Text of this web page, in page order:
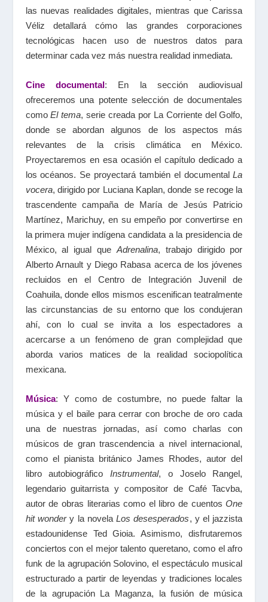
las nuevas realidades digitales, mientras que Carissa
Véliz detallará cómo las grandes corporaciones
tecnológicas hacen uso de nuestros datos para
determinar cada vez más nuestra realidad inmediata.
Cine documental: En la sección audiovisual
ofreceremos una potente selección de documentales
comoEl tema, serie creada por La Corriente del Golfo,
donde se abordan algunos de los aspectos más
relevantes de la crisis climática en México.
Proyectaremos en esa ocasión el capítulo dedicado a
los océanos. Se proyectará también el documentalLa
vocera, dirigido por Luciana Kaplan, donde se recoge la
trascendente campaña de María de Jesús Patricio
Martínez, Marichuy, en su empeño por convertirse en
la primera mujer indígena candidata a la presidencia de
México, al igual que Adrenalina, trabajo dirigido por
Alberto Arnault y Diego Rabasa acerca de los jóvenes
recluidos en el Centro de Integración Juvenil de
Coahuila, donde ellos mismos escenifican teatralmente
las circunstancias de su entorno que los condujeran
ahí, con lo cual se invita a los espectadores a
acercarse a un fenómeno de gran complejidad que
aborda varios matices de la realidad sociopolítica
mexicana.
Música: Y como de costumbre, no puede faltar la
música y el baile para cerrar con broche de oro cada
una de nuestras jornadas, así como charlas con
músicos de gran trascendencia a nivel internacional,
como el pianista británico James Rhodes, autor del
libro autobiográficoInstrumental, o Joselo Rangel,
legendario guitarrista y compositor de Café Tacvba,
autor de obras literarias como el libro de cuentosOne
hit wondery la novelaLos desesperados, y el jazzista
estadounidense Ted Gioia. Asimismo, disfrutaremos
conciertos con el mejor talento queretano, como el afro
funk de la agrupación Solovino, el espectáculo musical
estructurado a partir de leyendas y tradiciones locales
de la agrupación La Maganza, la fusión de música